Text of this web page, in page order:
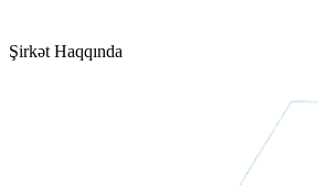
Şirkət Haqqında